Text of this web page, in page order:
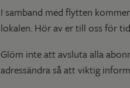
I samband med flytten
lokalen. Hör av er till oss för
Glöm inte att avsluta alla
adressändra så att viktig